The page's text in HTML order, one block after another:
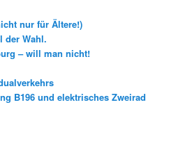
nur für Ältere!)
der Wahl.
– will man nicht!
B196 und elektrisches Zweirad